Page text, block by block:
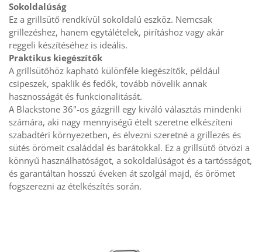
Sokoldalúság
Ez a grillsütő rendkívül sokoldalú eszköz. Nemcsak
grillezéshez, hanem egytálételek, pirításhoz vagy akár
reggeli készítéséhez is ideális.
Praktikus kiegészítők
A grillsütőhöz kapható különféle kiegészítők, például
csipeszek, spaklik és fedők, tovább növelik annak
hasznosságát és funkcionalitását.
A Blackstone 36"-os gázgrill egy kiváló választás mindenki
számára, aki nagy mennyiségű ételt szeretne elkészíteni
szabadtéri környezetben, és élvezni szeretné a grillezés és
sütés örömeit családdal és barátokkal. Ez a grillsütő ötvözi a
könnyű használhatóságot, a sokoldalúságot és a tartósságot,
és garantáltan hosszú éveken át szolgál majd, és örömet
fogszerezni az ételkészítés során.